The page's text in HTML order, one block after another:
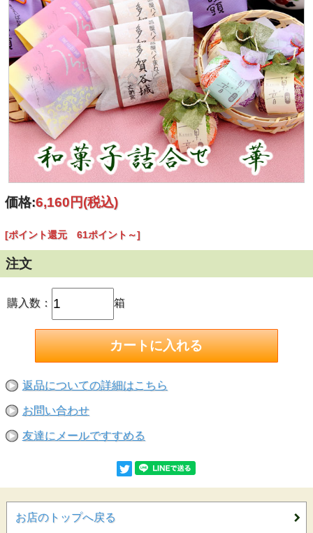
価格:6,160円(税込)
[ポイント還元 61ポイント～]
注文
購入数： 箱
返品についての詳細はこちら
お問い合わせ
友達にメールですすめる
お店のトップへ戻る